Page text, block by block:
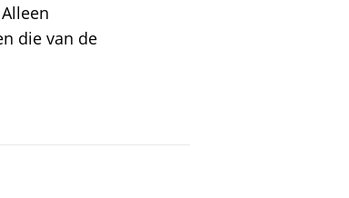
die van de